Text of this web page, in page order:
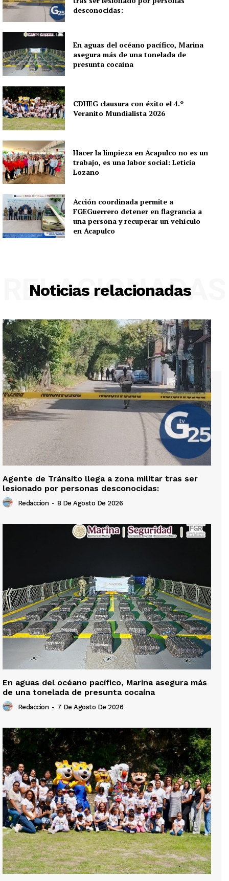
desconocidas:
En aguas del océano pacífico, Marina
asegura más de una tonelada de
presunta cocaína
CDHEG clausura con éxito el 4.º
Veranito Mundialista 2026
Hacer la limpieza en Acapulco no es un
trabajo, es una labor social: Leticia
Lozano
Acción coordinada permite a
FGEGuerrero detener en flagrancia a
una persona y recuperar un vehículo
en Acapulco
Noticias relacionadas
RELACIONADAS
Agente de Tránsito llega a zona militar tras ser
lesionado por personas desconocidas:
Redaccion - 8 De Agosto De 2026
En aguas del océano pacífico, Marina asegura más
de una tonelada de presunta cocaína
Redaccion - 7 De Agosto De 2026